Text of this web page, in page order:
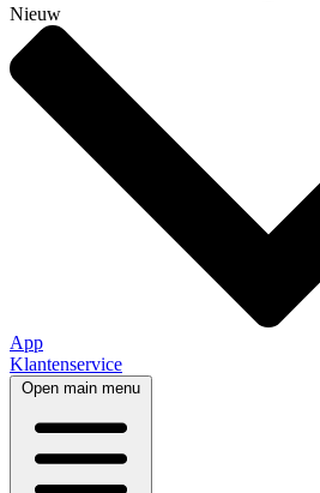
Nieuw
App
Klantenservice
Open main menu